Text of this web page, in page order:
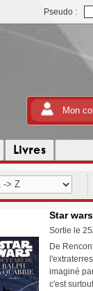
Pseudo :
Mon
Livres
Star
Sortie le
De
imaginé
c'est